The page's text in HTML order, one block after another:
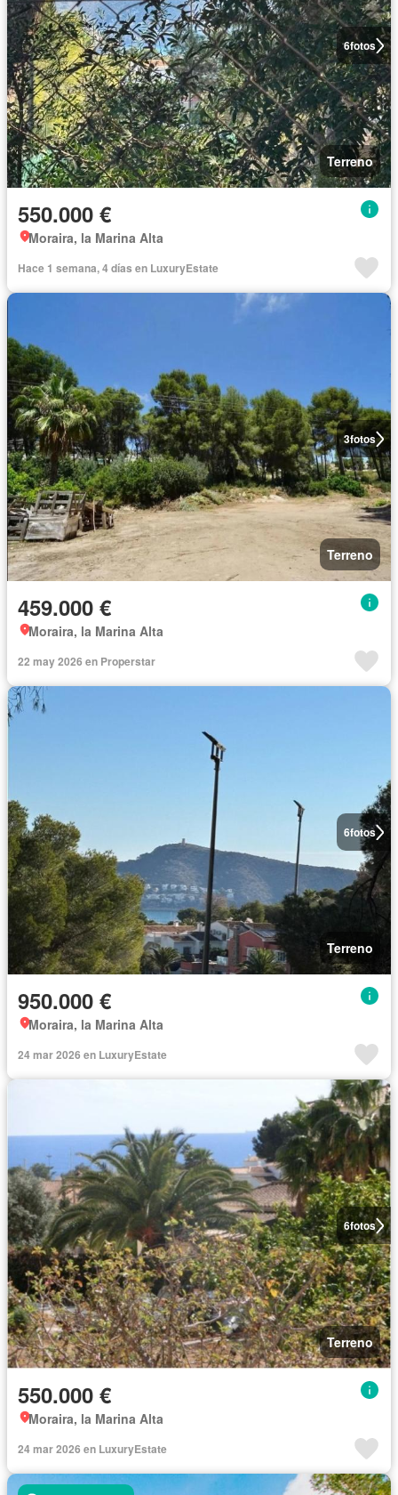
6fotos
Terreno
550.000 €
Moraira, la Marina Alta
Hace 1 semana, 4 días en LuxuryEstate
3fotos
Terreno
459.000 €
Moraira, la Marina Alta
22 may 2026 en Properstar
6fotos
Terreno
950.000 €
Moraira, la Marina Alta
24 mar 2026 en LuxuryEstate
6fotos
Terreno
550.000 €
Moraira, la Marina Alta
24 mar 2026 en LuxuryEstate